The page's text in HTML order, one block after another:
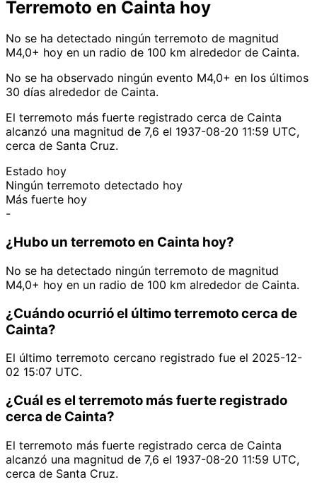
Terremoto en Cainta hoy
No se ha detectado ningún terremoto de magnitud
M4,0+ hoy en un radio de 100 km alrededor de Cainta.
No se ha observado ningún evento M4,0+ en los últimos
30 días alrededor de Cainta.
El terremoto más fuerte registrado cerca de Cainta
alcanzó una magnitud de 7,6 el 1937-08-20 11:59 UTC,
cerca de Santa Cruz.
Estado hoy
Ningún terremoto detectado hoy
Más fuerte hoy
-
¿Hubo un terremoto en Cainta hoy?
No se ha detectado ningún terremoto de magnitud
M4,0+ hoy en un radio de 100 km alrededor de Cainta.
¿Cuándo ocurrió el último terremoto cerca de
Cainta?
El último terremoto cercano registrado fue el 2025-12-
02 15:07 UTC.
¿Cuál es el terremoto más fuerte registrado
cerca de Cainta?
El terremoto más fuerte registrado cerca de Cainta
alcanzó una magnitud de 7,6 el 1937-08-20 11:59 UTC,
cerca de Santa Cruz.